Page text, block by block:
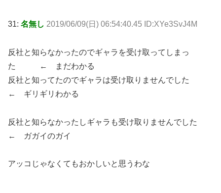
31: 名無し 2019/06/09(日) 06:54:40.45 ID:XYe3SvJ4M
反社と知らなかったのでギャラを受け取ってしまっ
た ← まだわかる
反社と知ってたのでギャラは受け取りませんでした
← ギリギリわかる
反社と知らなかったしギャラも受け取りませんでした
← ガガイのガイ
アッコじゃなくてもおかしいと思うわな